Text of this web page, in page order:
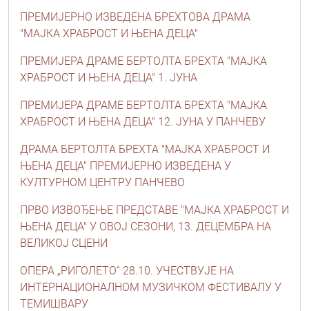
ПРЕМИЈЕРНО ИЗВЕДЕНА БРЕХТОВА ДРАМА
"МАЈКА ХРАБРОСТ И ЊЕНА ДЕЦА"
ПРЕМИЈЕРА ДРАМЕ БЕРТОЛТА БРЕХТА "МАЈКА
ХРАБРОСТ И ЊЕНА ДЕЦА" 1. ЈУНА
ПРЕМИЈЕРА ДРАМЕ БЕРТОЛТА БРЕХТА "МАЈКА
ХРАБРОСТ И ЊЕНА ДЕЦА" 12. ЈУНА У ПАНЧЕВУ
ДРАМА БЕРТОЛТА БРЕХТА "МАЈКА ХРАБРОСТ И
ЊЕНА ДЕЦА" ПРЕМИЈЕРНО ИЗВЕДЕНА У
КУЛТУРНОМ ЦЕНТРУ ПАНЧЕВО
ПРВО ИЗВОЂЕЊЕ ПРЕДСТАВЕ "МАЈКА ХРАБРОСТ И
ЊЕНА ДЕЦА" У ОВОЈ СЕЗОНИ, 13. ДЕЦЕМБРА НА
ВЕЛИКОЈ СЦЕНИ
ОПЕРА „РИГОЛЕТО“ 28.10. УЧЕСТВУЈЕ НА
ИНТЕРНАЦИОНАЛНОМ МУЗИЧКОМ ФЕСТИВАЛУ У
ТЕМИШВАРУ